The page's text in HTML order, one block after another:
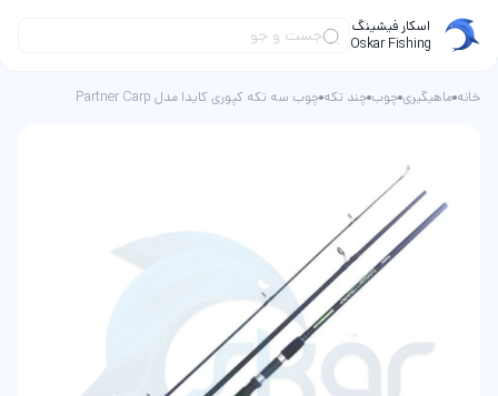
اسکار فیشینگ
Oskar Fishing
خانه ماهیگیری چوب چند تکه چوب سه تکه کپوری کایدا مدل Partner Carp